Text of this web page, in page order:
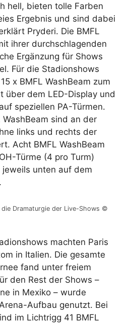
hell, bieten tolle Farben
Ergebnis und sind dabei
Pryderi. Die BMFL
ihrer durchschlagenden
Ergänzung für Shows
Für die Stadionshows
x BMFL WashBeam zum
über dem LED-Display und
speziellen PA-Türmen.
sind an der
links und rechts der
Acht BMFL WashBeam
Türme (4 pro Turm)
unten auf dem
Dramaturgie der Live-Shows ©
machten Paris
in Italien. Die gesamte
fand unter freiem
den Rest der Shows –
in Mexiko – wurde
Aufbau genutzt. Bei
im Lichtrigg 41 BMFL